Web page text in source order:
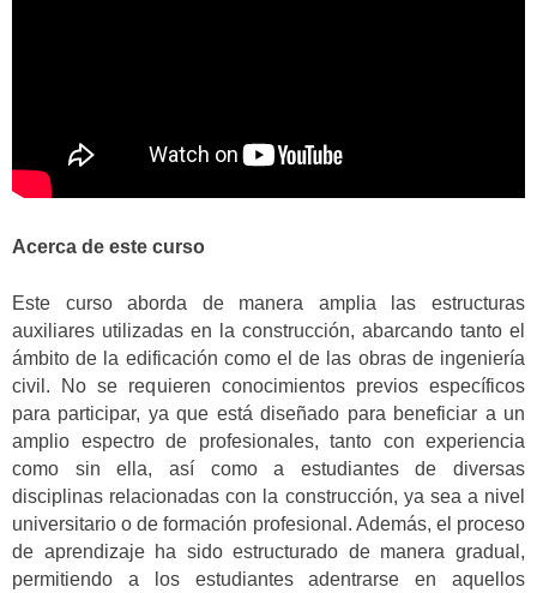
Acerca de este curso
Este curso aborda de manera amplia las estructuras
auxiliares utilizadas en la construcción, abarcando tanto el
ámbito de la edificación como el de las obras de ingeniería
civil. No se requieren conocimientos previos específicos
para participar, ya que está diseñado para beneficiar a un
amplio espectro de profesionales, tanto con experiencia
como sin ella, así como a estudiantes de diversas
disciplinas relacionadas con la construcción, ya sea a nivel
universitario o de formación profesional. Además, el proceso
de aprendizaje ha sido estructurado de manera gradual,
permitiendo a los estudiantes adentrarse en aquellos